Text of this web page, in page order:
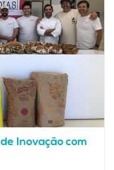
Inovação com